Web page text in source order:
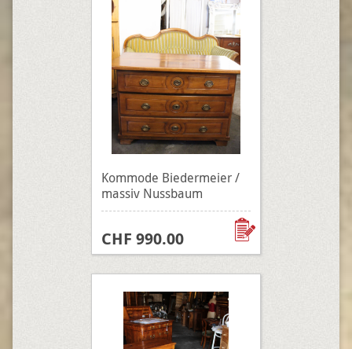
Kommode Biedermeier /
massiv Nussbaum
CHF 990.00